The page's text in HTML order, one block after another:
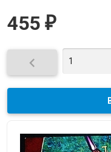
455 ₽
